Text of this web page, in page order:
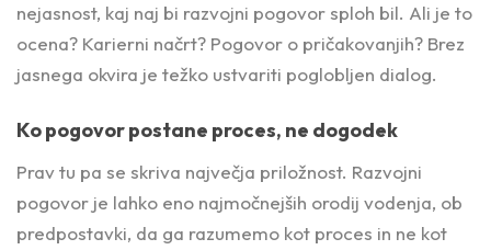
nejasnost, kaj naj bi razvojni pogovor sploh bil. Ali je to
ocena? Karierni načrt? Pogovor o pričakovanjih? Brez
jasnega okvira je težko ustvariti poglobljen dialog.
Ko pogovor postane proces, ne dogodek
Prav tu pa se skriva največja priložnost. Razvojni
pogovor je lahko eno najmočnejših orodij vodenja, ob
predpostavki, da ga razumemo kot proces in ne kot